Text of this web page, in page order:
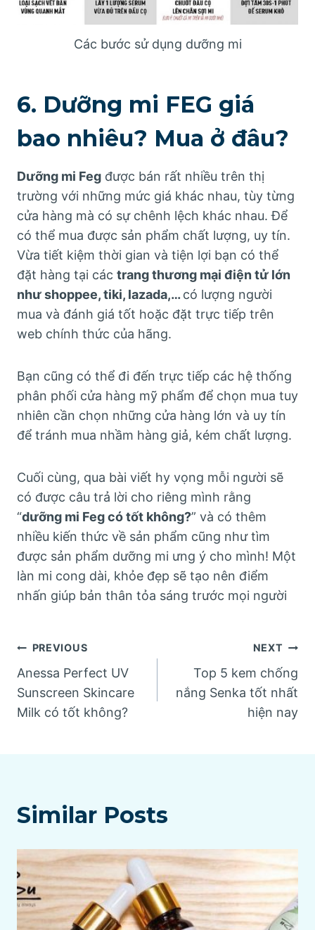
Các bước sử dụng dưỡng mi
6. Dưỡng mi FEG giá
bao nhiêu? Mua ở đâu?
Dưỡng mi Feg được bán rất nhiều trên thị
trường với những mức giá khác nhau, tùy từng
cửa hàng mà có sự chênh lệch khác nhau. Để
có thể mua được sản phẩm chất lượng, uy tín.
Vừa tiết kiệm thời gian và tiện lợi bạn có thể
đặt hàng tại các trang thương mại điện tử lớn
như shoppee, tiki, lazada,…có lượng người
mua và đánh giá tốt hoặc đặt trực tiếp trên
web chính thức của hãng.
Bạn cũng có thể đi đến trực tiếp các hệ thống
phân phối cửa hàng mỹ phẩm để chọn mua tuy
nhiên cần chọn những cửa hàng lớn và uy tín
để tránh mua nhầm hàng giả, kém chất lượng.
Cuối cùng, qua bài viết hy vọng mỗi người sẽ
có được câu trả lời cho riêng mình rằng
“dưỡng mi Feg có tốt không?” và có thêm
nhiều kiến thức về sản phẩm cũng như tìm
được sản phẩm dưỡng mi ưng ý cho mình! Một
làn mi cong dài, khỏe đẹp sẽ tạo nên điểm
nhấn giúp bản thân tỏa sáng trước mọi người
Post
navigation
PREVIOUS
Anessa Perfect UV
Sunscreen Skincare
Milk có tốt không?
NEXT
Top 5 kem chống
nắng Senka tốt nhất
hiện nay
Similar Posts